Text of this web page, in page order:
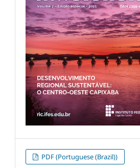
PDF (Portuguese (Brazil))